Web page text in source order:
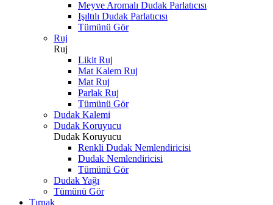
Meyve Aromalı Dudak Parlatıcısı
Işıltılı Dudak Parlatıcısı
Tümünü Gör
Ruj
Ruj
Likit Ruj
Mat Kalem Ruj
Mat Ruj
Parlak Ruj
Tümünü Gör
Dudak Kalemi
Dudak Koruyucu
Dudak Koruyucu
Renkli Dudak Nemlendiricisi
Dudak Nemlendiricisi
Tümünü Gör
Dudak Yağı
Tümünü Gör
Tırnak